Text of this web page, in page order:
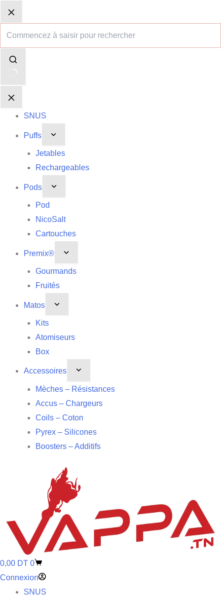
au
contenu
résultat
SNUS
Puffs
Jetables
Rechargeables
Pods
Pod
NicoSalt
Cartouches
Premix®
Gourmands
Fruités
Matos
Kits
Atomiseurs
Box
Accessoires
Mèches – Résistances
Accus – Chargeurs
Coils – Coton
Pyrex – Silicones
Boosters – Additifs
d’achat
0,00 DT 0
Connexion
SNUS
d’achat